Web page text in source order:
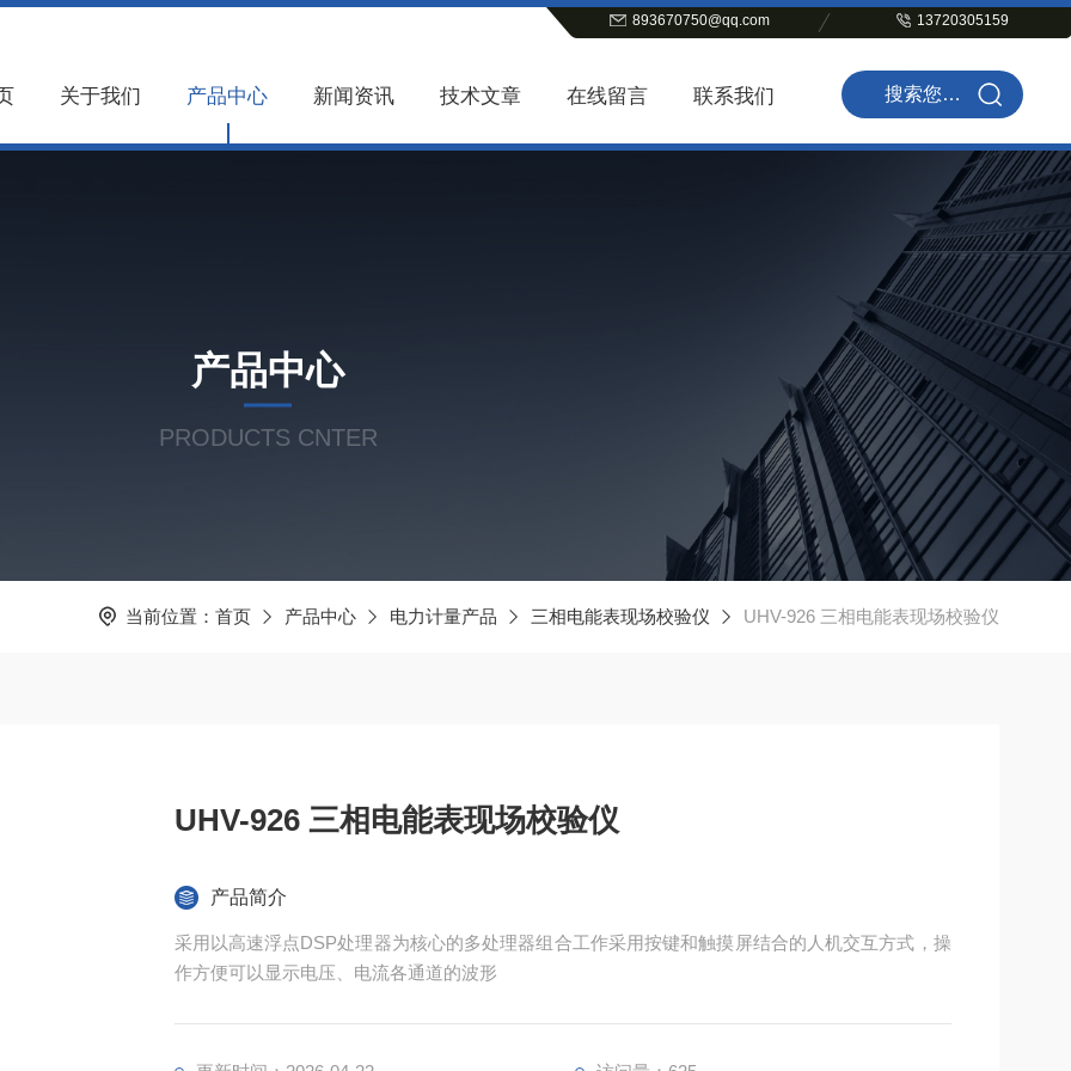
893670750@qq.com 13720305159
关于我们 产品中心 新闻资讯 技术文章 在线留言 联系我们
产品中心
PRODUCTS CNTER
当前位置： 首页 产品中心 电力计量产品 三相电能表现场校验仪 UHV-926 三相电能表现场校验仪
UHV-926 三相电能表现场校验仪
产品简介
采用以高速浮点DSP处理器为核心的多处理器组合工作采用按键和触摸屏结合的人机交互方式，操
作方便可以显示电压、电流各通道的波形